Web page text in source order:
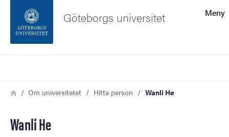
Sidfoten
Meny
Göteborgs universitet
Länkstig
HemOm universitetet Hitta person Wanli He
Wanli He